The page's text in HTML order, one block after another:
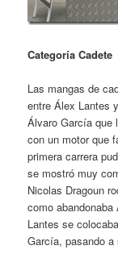
Categoría Cadete
Las mangas de
entre Álex Lantes
Álvaro García que
con un motor que
primera carrera
se mostró muy
Nicolas Dragoun
como
Lantes se
García, pasando